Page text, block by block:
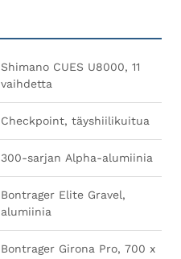
Shimano CUES U8000, 11
vaihdetta
Checkpoint, täyshiilikuitua
300-sarjan Alpha-alumiinia
Bontrager Elite Gravel,
alumiinia
Bontrager Girona Pro, 700 x